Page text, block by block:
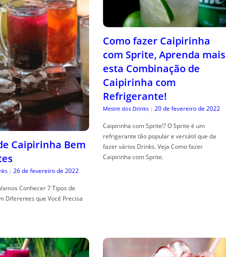
Caipirinha Bem
| 26 de fevereiro de 2022
Conhecer 7 Tipos de
Diferentes que Você Precisa
Como fazer Caipirinha
com Sprite, Aprenda mais
esta Combinação de
Caipirinha com
Refrigerante!
Mestre dos Drinks | 20 de fevereiro de 2022
Caipirinha com Sprite!? O Sprite é um
refrigerante tão popular e versátil que da
fazer vários Drinks. Veja Como fazer
Caipirinha com Sprite.